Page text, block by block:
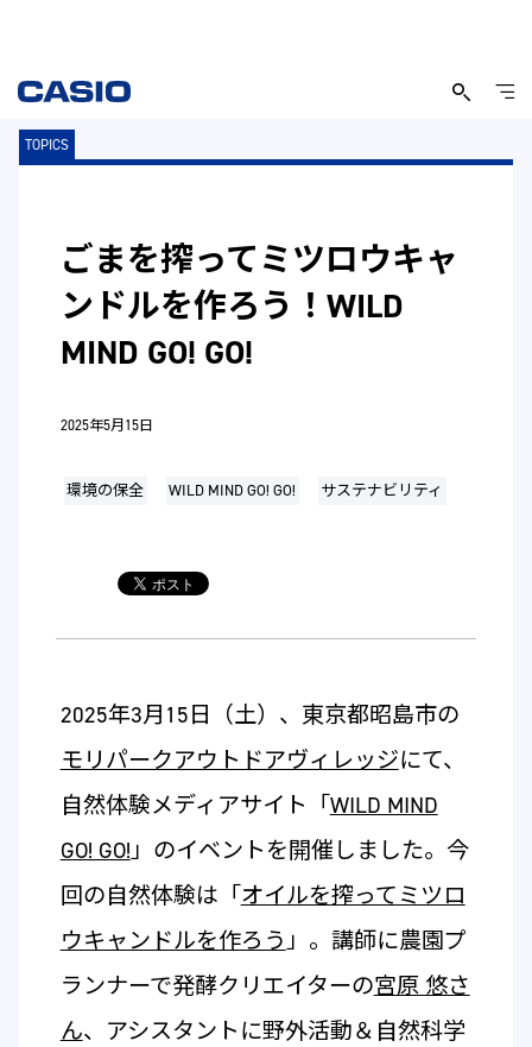
TOPICS
ごまを搾ってミツロウキャ
ンドルを作ろう！WILD
MIND GO! GO!
2025年5月15日
環境の保全 WILD MIND GO! GO! サステナビリティ
2025年3月15日（土）、東京都昭島市の
モリパークアウトドアヴィレッジにて、
自然体験メディアサイト「WILD MIND
GO! GO!」のイベントを開催しました。今
回の自然体験は「オイルを搾ってミツロ
ウキャンドルを作ろう」。講師に農園プ
ランナーで発酵クリエイターの宮原 悠さ
ん、アシスタントに野外活動＆自然科学